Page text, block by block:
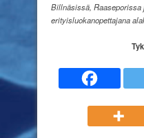
Billnäsissä, Raaseporissa
erityisluokanopettajana